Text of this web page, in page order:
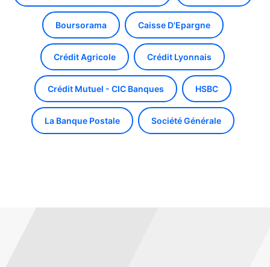
Boursorama Caisse D'Epargne
Crédit Agricole Crédit Lyonnais
Crédit Mutuel - CIC Banques HSBC
La Banque Postale Société Générale